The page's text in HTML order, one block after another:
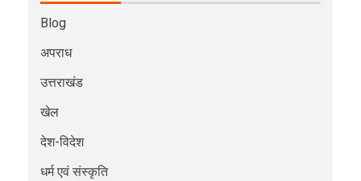
Blog
अपराध
उत्तराखंड
खेल
देश-विदेश
धर्म एवं संस्कृति